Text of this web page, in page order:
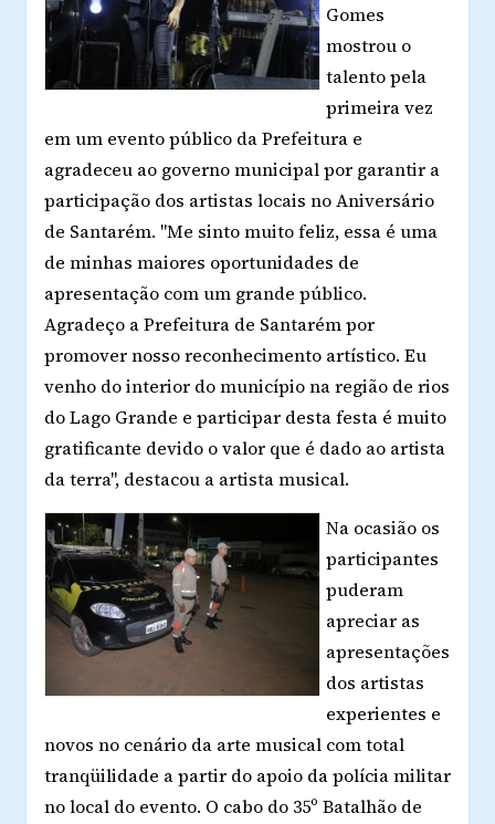
Gomes
mostrou o
talento pela
primeira vez
em um evento público da Prefeitura e
agradeceu ao governo municipal por garantir a
participação dos artistas locais no Aniversário
de Santarém. "Me sinto muito feliz, essa é uma
de minhas maiores oportunidades de
apresentação com um grande público.
Agradeço a Prefeitura de Santarém por
promover nosso reconhecimento artístico. Eu
venho do interior do município na região de rios
do Lago Grande e participar desta festa é muito
gratificante devido o valor que é dado ao artista
da terra", destacou a artista musical.
Na ocasião os
participantes
puderam
apreciar as
apresentações
dos artistas
experientes e
novos no cenário da arte musical com total
tranqüilidade a partir do apoio da polícia militar
no local do evento. O cabo do 35º Batalhão de